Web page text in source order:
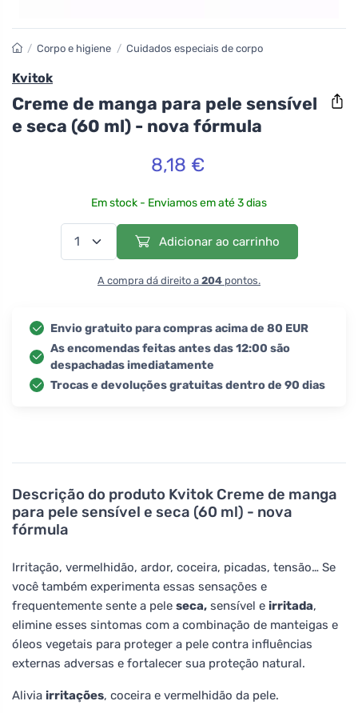
Descrição do produto Kvitok Creme de manga
para pele sensível e seca (60 ml) - nova
fórmula
Irritação, vermelhidão, ardor, coceira, picadas, tensão… Se
você também experimenta essas sensações e
frequentemente sente a pele seca, sensível e irritada,
elimine esses sintomas com a combinação de manteigas e
óleos vegetais para proteger a pele contra influências
externas adversas e fortalecer sua proteção natural.
Alivia irritações, coceira e vermelhidão da pele.
/ Corpo e higiene / Cuidados especiais de corpo
Kvitok
Creme de manga para pele sensível
e seca (60 ml) - nova fórmula
8,18 €
Em stock - Enviamos em até 3 dias
Adicionar ao carrinho
A compra dá direito a 204 pontos.
Envio gratuito para compras acima de 80 EUR
As encomendas feitas antes das 12:00 são
despachadas imediatamente
Trocas e devoluções gratuitas dentro de 90 dias